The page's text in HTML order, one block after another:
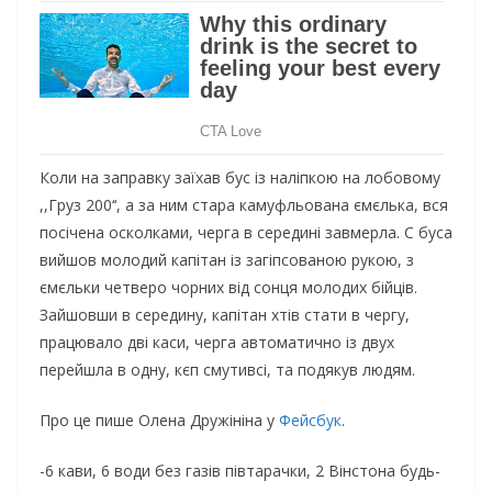
Коли на заправку заїхав бус із наліпкою на лобовому
,,Груз 200‘‘, а за ним стара камуфльована ємєлька, вся
посічена осколками, черга в середині завмерла. С буса
вийшов молодий капітан із загіпсованою рукою, з
ємєльки четверо чорних від сонця молодих бійців.
Зайшовши в середину, капітан хтів стати в чергу,
працювало дві каси, черга автоматично із двух
перейшла в одну, кєп смутивсі, та подякув людям.
Про це пише Олена Дружініна у Фейсбук.
-6 кави, 6 води без газів півтарачки, 2 Вінстона будь-